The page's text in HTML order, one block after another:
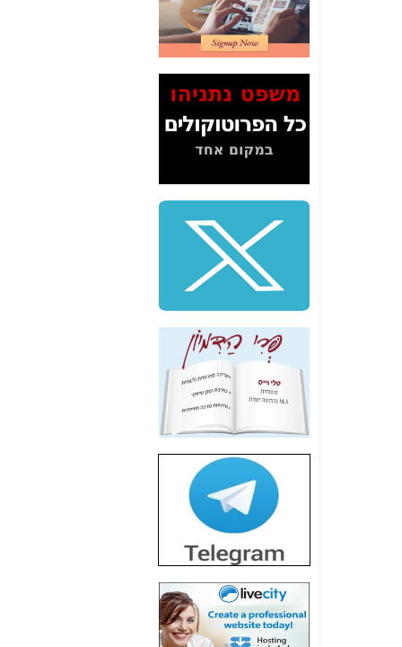
2" על תעלולי השר
משה כחלון -כאן
המשך חשיפת הבלוף
ששמו "מהפיכת
הסלולר" ואיך מסרסים
את הנתונים לציבור -
כאן
סיכום ביקור בסיליקון
משקיעות ומפתחות
באותם תחומים -כאן
שלמה פילבר (עד
לאחרונה מנכ"ל משרד
התקשורת) - עד
מדינה? הצחקתם
"יש אפליה בחקירה"?
חשיפה: למה השר
משה כחלון לא נחקר
עד היום? -
כאן
חשיפת חשד לשחיתות
הדומה לזו של "תיק
הסלולר -כאן
חשיפת מה שלא
רוצים שתדעו בעניין
פריסת אנלימיטד
(בניחוח בלתי נסבל) -
כאן
חשיפה: איוב קרא
אישר לקבוצת סלקום
בדיוק מה שביבי אישר
כאן